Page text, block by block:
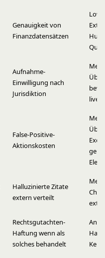
Genauigkeit von
Finanzdatensätzen
Aufnahme-
Einwilligung nach
Jurisdiktion
live
False-Positive-
Aktionskosten
Halluzinierte Zitate
extern verteilt
Rechtsgutachten-
Haftung wenn als
solches behandelt